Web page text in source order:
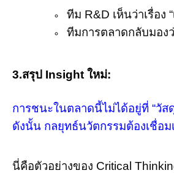
ทีม R&D เห็นว่าเรื่อ
ทีมการตลาดกลับมอง
3.สรุป Insight ใหม่:
การชนะในตลาดนี้ไม่ได้อยู่ที่ “วัส
ดังนั้น กลยุทธ์นวัตกรรมต้องเชื่อม
นี่คือตัวอย่างของ Critical